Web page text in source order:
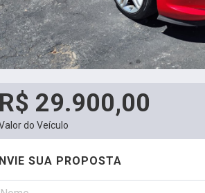
R$ 29.900,00
do Veículo
SUA PROPOSTA